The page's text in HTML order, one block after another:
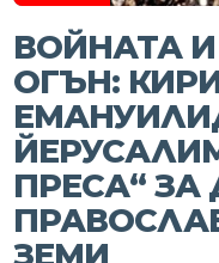
ВОЙНАТА
ОГЪН:
ПРЕСА“